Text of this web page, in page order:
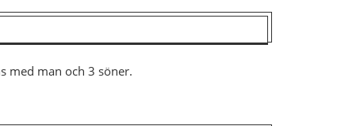
med man och 3 söner.